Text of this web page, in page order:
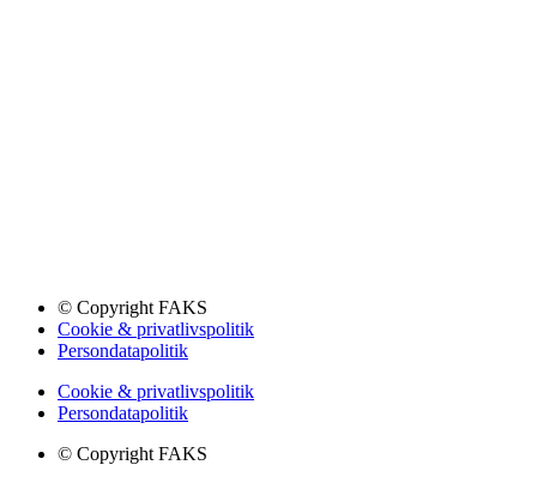
© Copyright FAKS
Cookie & privatlivspolitik
Persondatapolitik
Cookie & privatlivspolitik
Persondatapolitik
© Copyright FAKS